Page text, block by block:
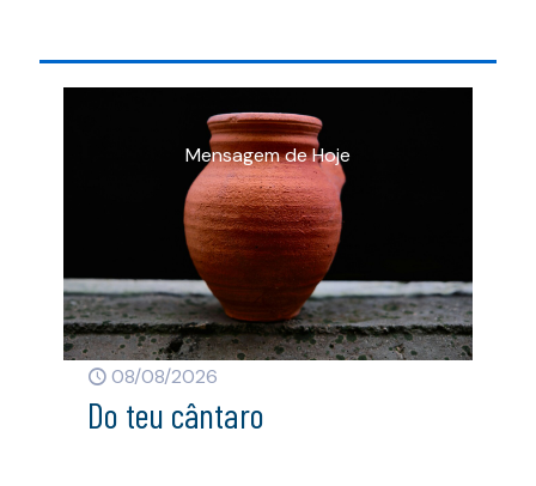
08/08/2026
Do teu cântaro